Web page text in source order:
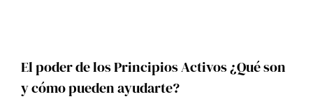
El poder de los Principios Activos ¿Qué son
y cómo pueden ayudarte?